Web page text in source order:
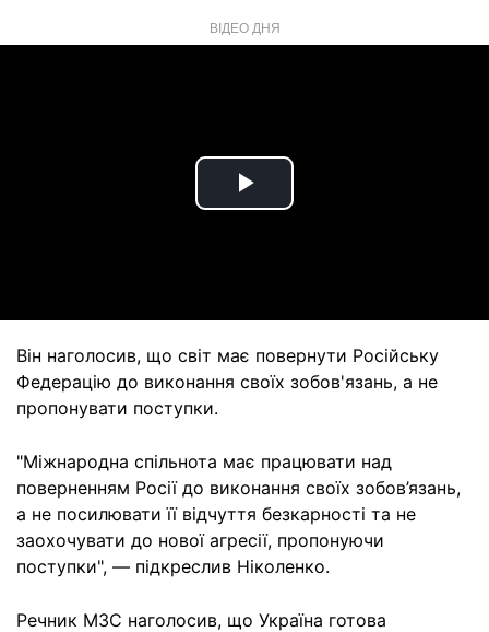
ВІДЕО ДНЯ
Play
Він наголосив, що світ має повернути Російську
Федерацію до виконання своїх зобов'язань, а не
пропонувати поступки.
"Міжнародна спільнота має працювати над
поверненням Росії до виконання своїх зобов’язань,
а не посилювати її відчуття безкарності та не
заохочувати до нової агресії, пропонуючи
поступки", — підкреслив Ніколенко.
Речник МЗС наголосив, що Україна готова